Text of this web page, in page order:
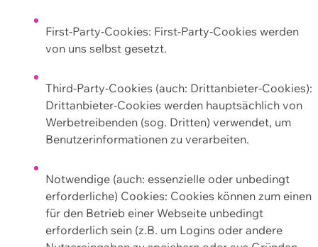
First-Party-Cookies: First-Party-Cookies werden
von uns selbst gesetzt.
Third-Party-Cookies (auch: Drittanbieter-Cookies):
Drittanbieter-Cookies werden hauptsächlich von
Werbetreibenden (sog. Dritten) verwendet, um
Benutzerinformationen zu verarbeiten.
Notwendige (auch: essenzielle oder unbedingt
erforderliche) Cookies: Cookies können zum einen
für den Betrieb einer Webseite unbedingt
erforderlich sein (z.B. um Logins oder andere